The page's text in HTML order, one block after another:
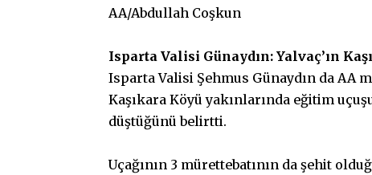
AA/Abdullah Coşkun
Isparta Valisi Günaydın: Yalvaç’ın
Isparta Valisi Şehmus Günaydın da AA
Kaşıkara Köyü yakınlarında eğitim
düştüğünü belirtti.
Uçağının 3 mürettebatının da şehit